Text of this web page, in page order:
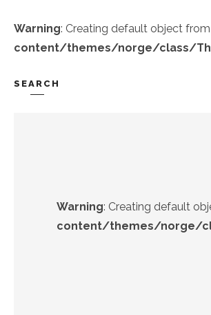
Warning: Creating default object
content/themes/norge/class/
SEARCH
Warning: Creating default
content/themes/norge/